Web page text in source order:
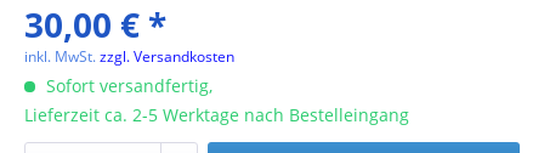
30,00 € *
inkl. MwSt.zzgl. Versandkosten
Sofort versandfertig,
Lieferzeit ca. 2-5 Werktage nach Bestelleingang